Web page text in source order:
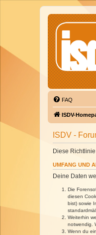
FAQ
ISDV-
ISDV -
Diese
UMFANG UND
Deine Daten
Die
diesen
bist) sowie
Weiterhin
notwendig.
Wenn du